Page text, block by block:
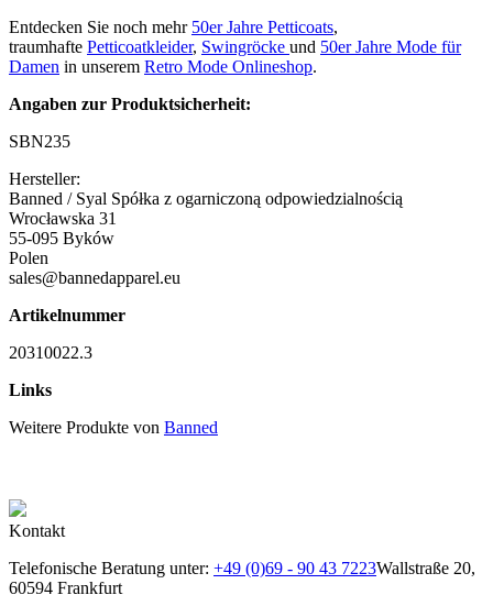
Entdecken Sie noch mehr 50er Jahre Petticoats,
traumhafte Petticoatkleider, Swingröcke und 50er Jahre Mode für
Damen in unserem Retro Mode Onlineshop.
Angaben zur Produktsicherheit:
SBN235
Hersteller:
Banned / Syal Spółka z ogarniczoną odpowiedzialnością
Wrocławska 31
55-095 Byków
Polen
sales@bannedapparel.eu
Artikelnummer
20310022.3
Links
Weitere Produkte von Banned
Kontakt
Telefonische Beratung unter: +49 (0)69 - 90 43 7223Wallstraße 20,
60594 Frankfurt